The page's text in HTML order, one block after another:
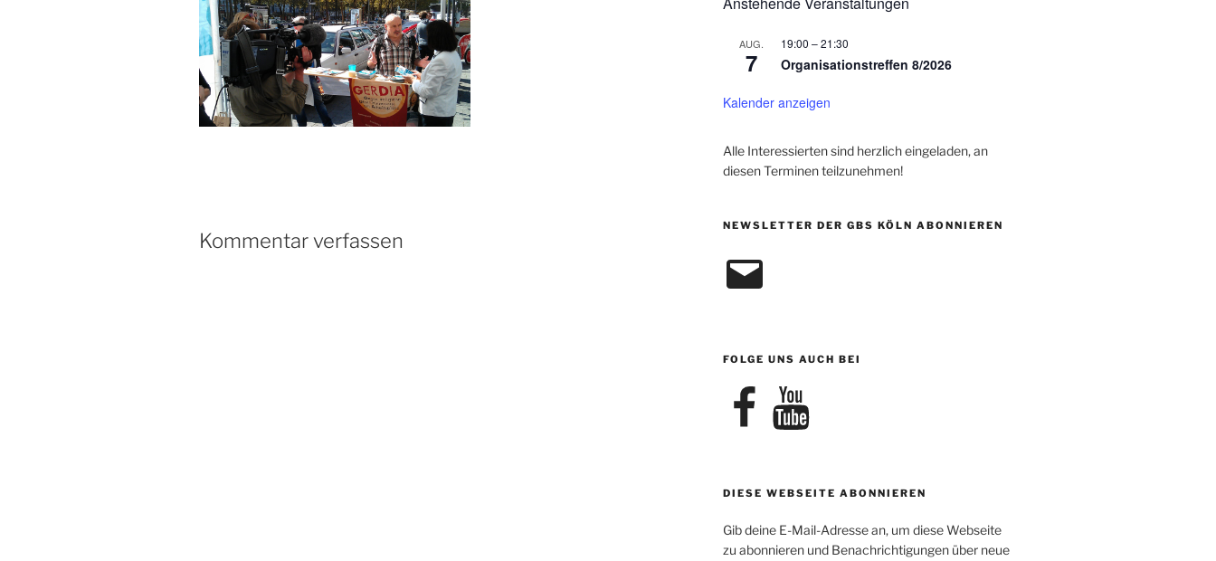
Kommentar verfassen
AUG.
7
19:00 –21:30
Organisationstreffen 8/2026
Kalender anzeigen
Alle Interessierten sind herzlich eingeladen, an
diesen Terminen teilzunehmen!
NEWSLETTER DER GBS KÖLN ABONNIEREN
E-
Mail
FOLGE UNS AUCH BEI
Facebook YouTube
DIESE WEBSEITE ABONNIEREN
Gib deine E-Mail-Adresse an, um diese Webseite
zu abonnieren und Benachrichtigungen über neue